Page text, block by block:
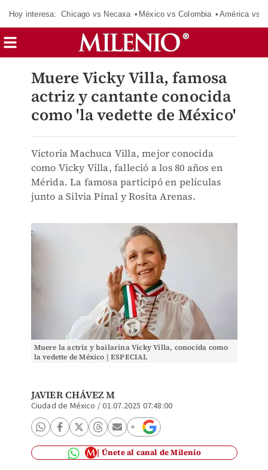
Hoy interesa: Chicago vs Necaxa México vs Colombia América vs
Muere Vicky Villa, famosa
actriz y cantante conocida
como 'la vedette de México'
Victoria Machuca Villa, mejor conocida
como Vicky Villa, falleció a los 80 años en
Mérida. La famosa participó en películas
junto a Silvia Pinal y Rosita Arenas.
Muere la actriz y bailarina Vicky Villa, conocida como
la vedette de México | ESPECIAL
JAVIER CHÁVEZ M
Ciudad de México /01.07.2025 07:48:00
Únete al canal de Milenio